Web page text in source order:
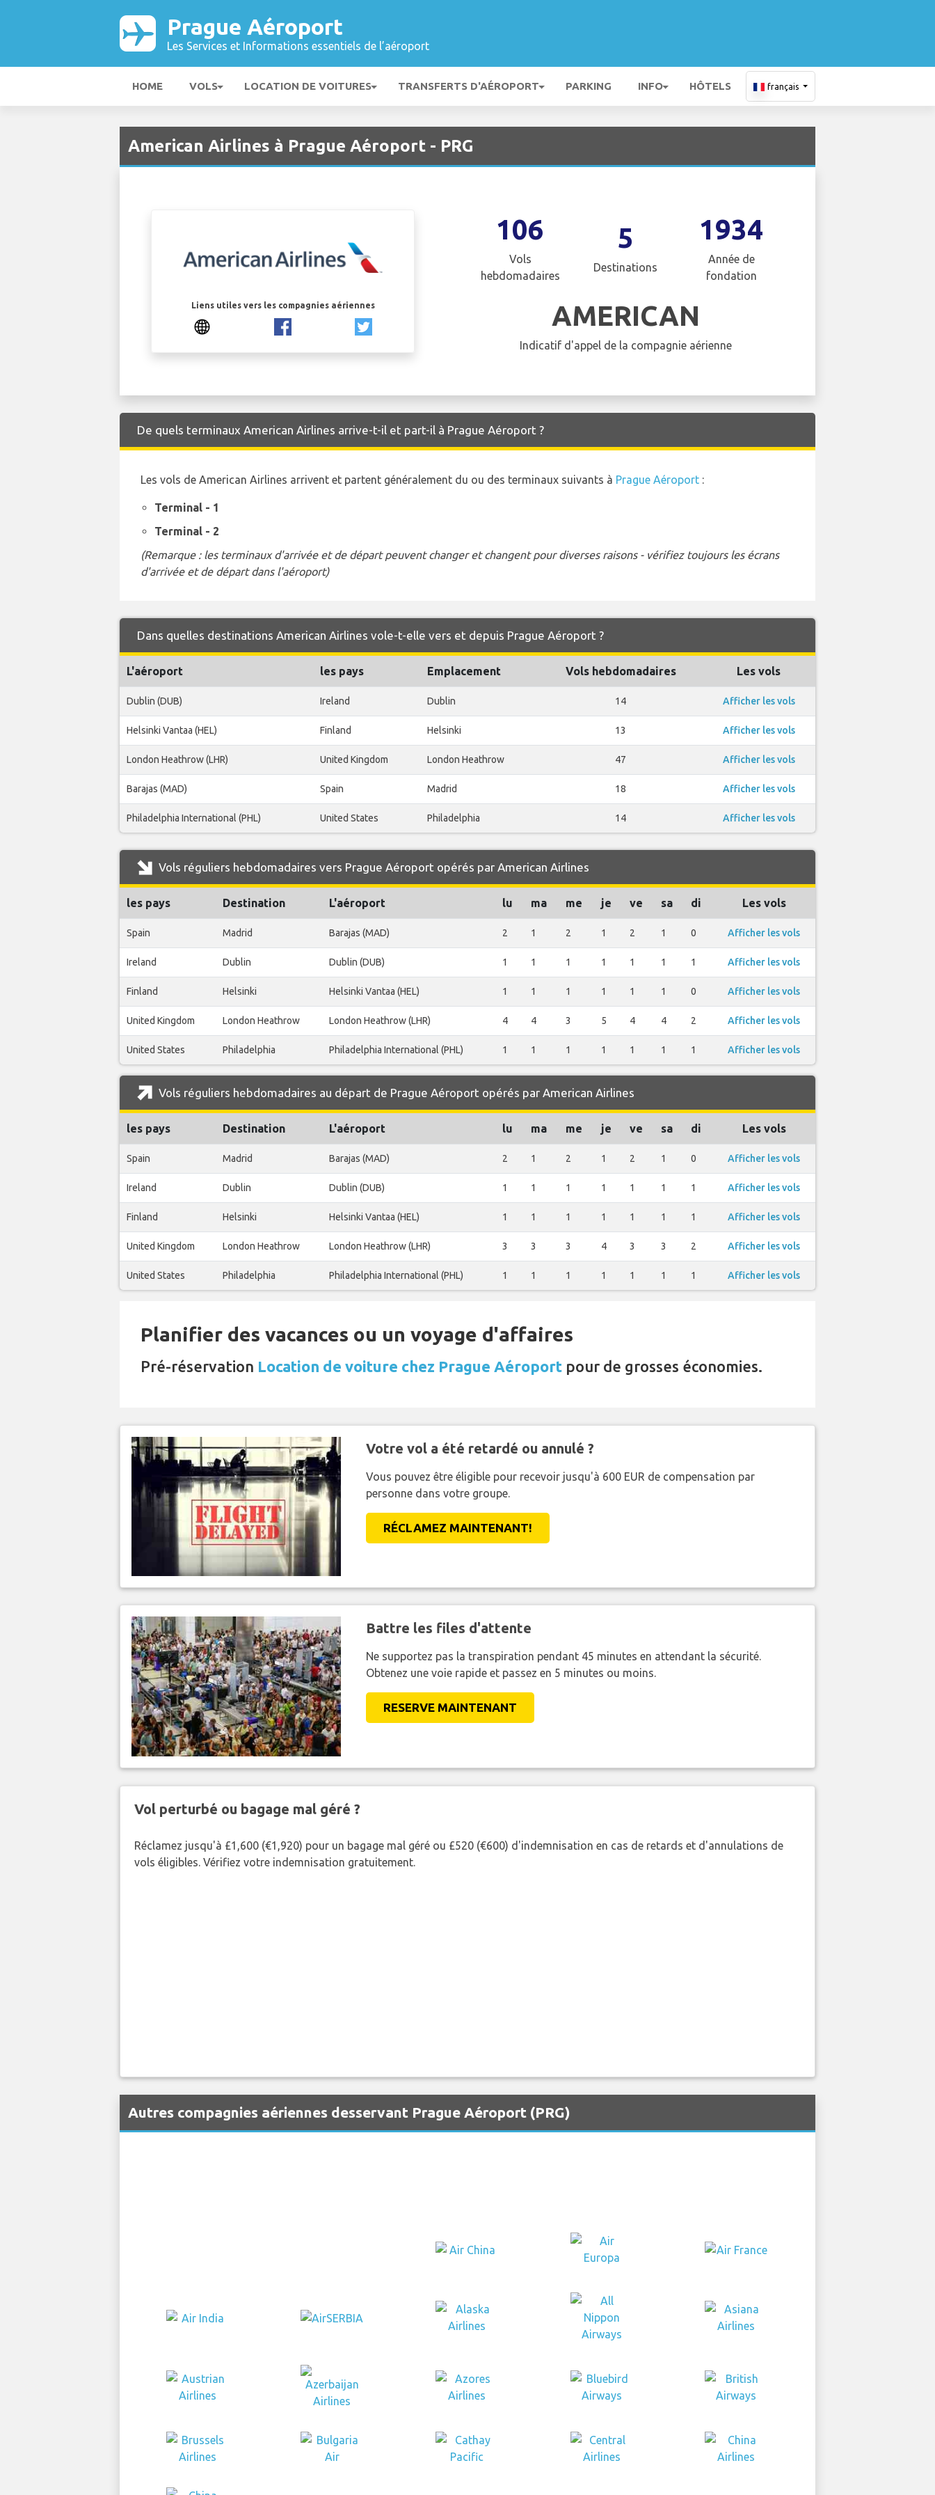
Prague Aéroport
Les Services et Informations essentiels de l’aéroport
HOME VOLS LOCATION DE VOITURES TRANSFERTS D'AÉROPORT PARKING INFO HÔTELS français
American Airlines à Prague Aéroport - PRG
Liens utiles vers les compagnies aériennes
106
Vols
hebdomadaires
5
Destinations
1934
Année de
fondation
AMERICAN
Indicatif d'appel de la compagnie aérienne
De quels terminaux American Airlines arrive-t-il et part-il à Prague Aéroport ?
Les vols de American Airlines arrivent et partent généralement du ou des terminaux suivants à Prague Aéroport :
Terminal - 1
Terminal - 2
(Remarque : les terminaux d'arrivée et de départ peuvent changer et changent pour diverses raisons - vérifiez toujours les écrans
d'arrivée et de départ dans l'aéroport)
Dans quelles destinations American Airlines vole-t-elle vers et depuis Prague Aéroport ?
L'aéroport les pays Emplacement Vols hebdomadaires Les vols
Dublin (DUB) Ireland Dublin 14 Afficher les vols
Helsinki Vantaa (HEL) Finland Helsinki 13 Afficher les vols
London Heathrow (LHR) United Kingdom London Heathrow 47 Afficher les vols
Barajas (MAD) Spain Madrid 18 Afficher les vols
Philadelphia International (PHL) United States Philadelphia 14 Afficher les vols
Vols réguliers hebdomadaires vers Prague Aéroport opérés par American Airlines
les pays Destination L'aéroport lu ma me je ve sa di Les vols
Spain Madrid Barajas (MAD) 2 1 2 1 2 1 0 Afficher les vols
Ireland Dublin Dublin (DUB) 1 1 1 1 1 1 1 Afficher les vols
Finland Helsinki Helsinki Vantaa (HEL) 1 1 1 1 1 1 0 Afficher les vols
United Kingdom London Heathrow London Heathrow (LHR) 4 4 3 5 4 4 2 Afficher les vols
United States Philadelphia Philadelphia International (PHL) 1 1 1 1 1 1 1 Afficher les vols
Vols réguliers hebdomadaires au départ de Prague Aéroport opérés par American Airlines
les pays Destination L'aéroport lu ma me je ve sa di Les vols
Spain Madrid Barajas (MAD) 2 1 2 1 2 1 0 Afficher les vols
Ireland Dublin Dublin (DUB) 1 1 1 1 1 1 1 Afficher les vols
Finland Helsinki Helsinki Vantaa (HEL) 1 1 1 1 1 1 1 Afficher les vols
United Kingdom London Heathrow London Heathrow (LHR) 3 3 3 4 3 3 2 Afficher les vols
United States Philadelphia Philadelphia International (PHL) 1 1 1 1 1 1 1 Afficher les vols
Planifier des vacances ou un voyage d'affaires
Pré-réservation Location de voiture chez Prague Aéroport pour de grosses économies.
Votre vol a été retardé ou annulé ?
Vous pouvez être éligible pour recevoir jusqu'à 600 EUR de compensation par
personne dans votre groupe.
Battre les files d'attente
Ne supportez pas la transpiration pendant 45 minutes en attendant la sécurité.
Obtenez une voie rapide et passez en 5 minutes ou moins.
Réclamez jusqu'à £1,600 (€1,920) pour un bagage mal géré ou £520 (€600) d'indemnisation en cas de retards et d'annulations de
Autres compagnies aériennes desservant Prague Aéroport (PRG)